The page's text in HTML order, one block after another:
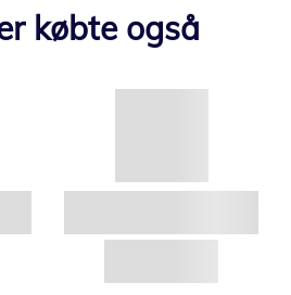
købte også